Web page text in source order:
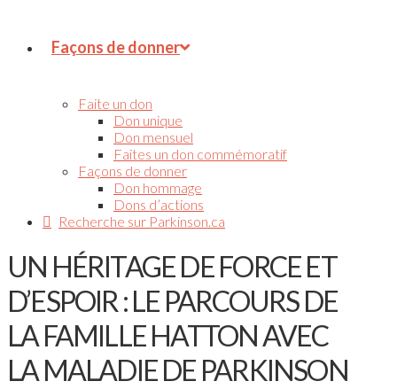
Façons de donner
Faite un don
Don unique
Don mensuel
Faites un don commémoratif
Façons de donner
Don hommage
Dons d’actions
Recherche sur Parkinson.ca
UN HÉRITAGE DE FORCE ET
D’ESPOIR : LE PARCOURS DE
LA FAMILLE HATTON AVEC
LA MALADIE DE PARKINSON